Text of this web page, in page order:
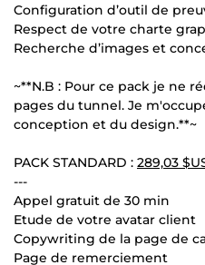
Configuration d’outil de
Respect de votre charte
Recherche d’images et
~**N.B : Pour ce pack je ne
pages du tunnel. Je
conception et du design.**~
PACK STANDARD : 289,03
---
Appel gratuit de 30 min
Etude de votre avatar client
Copywriting de la page de
Page de remerciement